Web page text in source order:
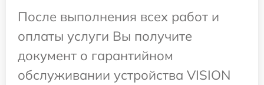
После выполнения всех работ и
оплаты услуги Вы получите
документ о гарантийном
обслуживании устройства VISION